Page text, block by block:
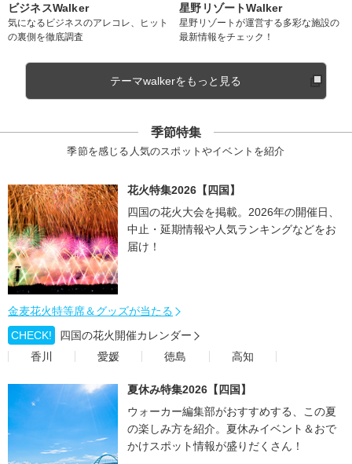
ビジネスWalker
気になるビジネスのアレコレ、ヒット
の裏側を徹底調査
星野リゾートWalker
星野リゾートが運営する多彩な施設の
最新情報をチェック！
テーマwalkerをもっと見る
季節特集
季節を感じる人気のスポットやイベントを紹介
花火特集2026【四国】
四国の花火大会を掲載。2026年の開催日、
中止・延期情報や人気ランキングなどをお
届け！
金麦花火特等席＆グッズが当たる
CHECK!
四国の花火開催カレンダー
香川
愛媛 徳島 高知
夏休み特集2026【四国】
ウォーカー編集部がおすすめする、この夏
の楽しみ方を紹介。夏休みイベント＆おで
かけスポット情報が盛りだくさん！